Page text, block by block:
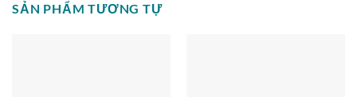
SẢN PHẨM TƯƠNG TỰ